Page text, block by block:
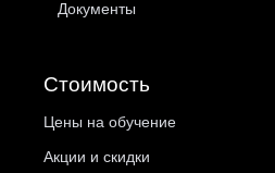
Стоимость
Цены на обучение
Акции и скидки
Документы